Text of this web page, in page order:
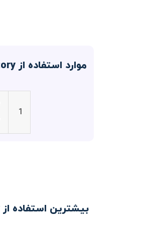
موارد استفاده از PopStory!!
1
بیشترین استفاده از PopStory!!